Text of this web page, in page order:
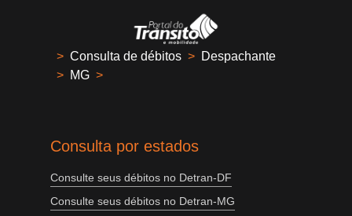
> Consulta de débitos > Despachante
> MG >
Consulta por estados
Consulte seus débitos no Detran-DF
Consulte seus débitos no Detran-MG